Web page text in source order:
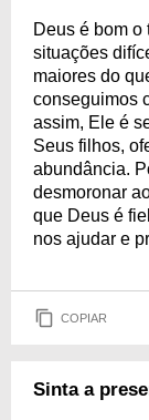
Deus é bom o
situações
maiores do
conseguimos
assim, Ele é
Seus filhos,
abundância.
desmoronar
que Deus é
nos ajudar e
COPIAR
Sinta a